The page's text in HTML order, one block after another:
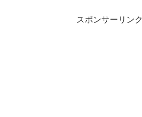
スポンサーリンク